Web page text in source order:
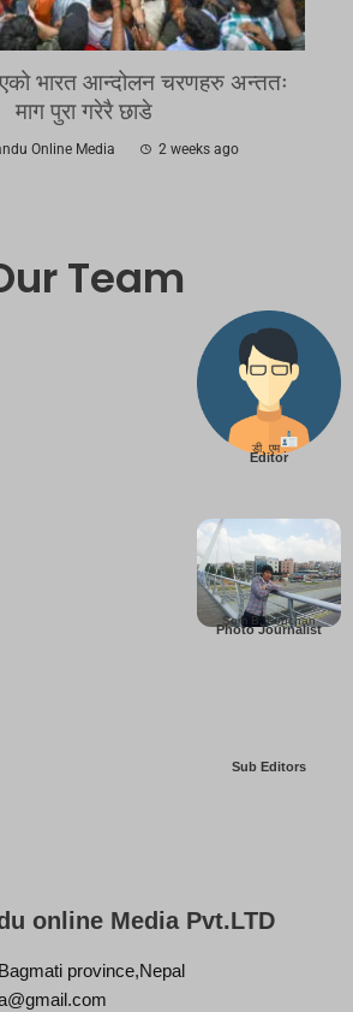
भारत आन्दोलन चरणहरु अन्ततः
माग पुरा गरेरै छाडे
Online Media 2 weeks ago
Team
Editor
डी. एम .
Photo Journalist
Som B. Lopchan
Sub Editors
online Media Pvt.LTD
province,Nepal